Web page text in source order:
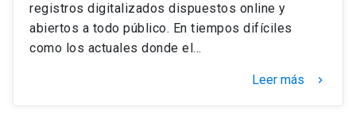
registros digitalizados dispuestos online y
abiertos a todo público. En tiempos difíciles
como los actuales donde el…
Leer más keyboard_arrow_right